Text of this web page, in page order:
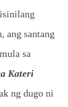
ang santang
sa
Kateri
ng dugo ni